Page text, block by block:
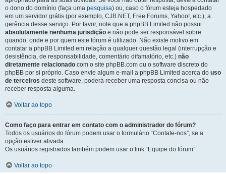
o dono do domínio (faça uma pesquisa) ou, caso o fórum esteja hospedado
em um servidor grátis (por exemplo, CJB.NET, Free Forums, Yahoo!, etc.), a
gerência desse serviço. Por favor, note que a phpBB Limited não possui
absolutamente nenhuma jurisdição e não pode ser responsável sobre
quando, onde e por quem este fórum é utilizado. Não existe motivo em
contatar a phpBB Limited em relação a qualquer questão legal (interrupção e
desistência, de responsabilidade, comentário difamatório, etc.) não
diretamente relacionado com o site phpBB.com ou o software discreto do
phpBB por si próprio. Caso envie algum e-mail a phpBB Limited acerca do uso
de terceiros deste software, poderá receber uma resposta concisa ou não
receber resposta alguma.
Voltar ao topo
Como faço para entrar em contato com o administrador do fórum?
Todos os usuários do fórum podem usar o formulário “Contate-nos”, se a
opção estiver ativada.
Os usuários registrados também podem usar o link “Equipe do fórum”.
Voltar ao topo